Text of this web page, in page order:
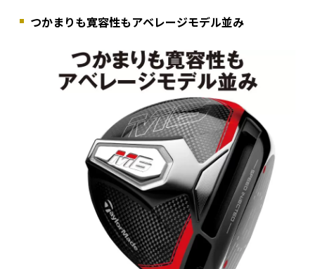
つかまりも寛容性もアベレージモデル並み